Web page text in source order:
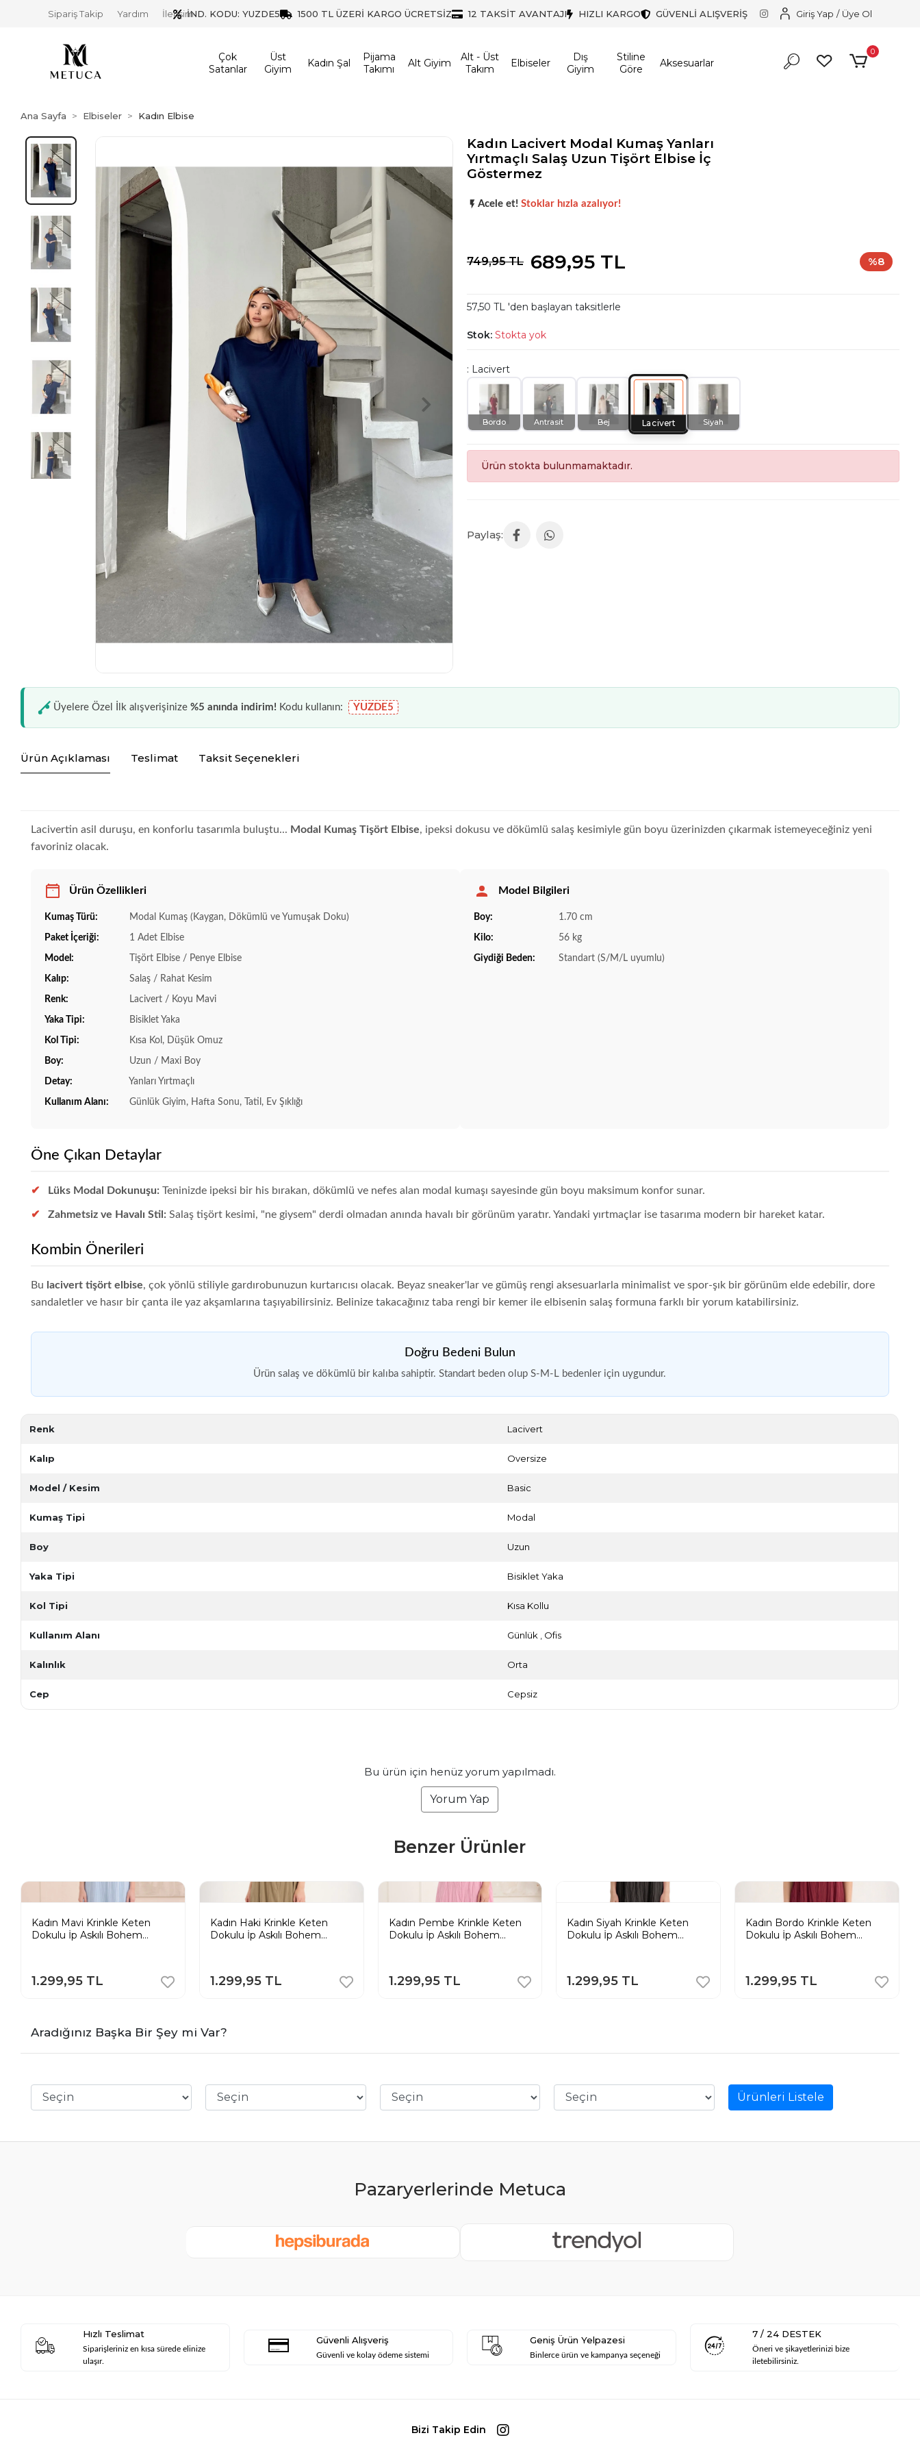
İND. KODU: YUZDE5 1500 TL ÜZERİ KARGO ÜCRETSİZ 12 TAKSİT AVANTAJI HIZLI KARGO GÜVENLİ ALIŞVERİŞ
Sipariş Takip Yardım İletişim Giriş Yap / Üye Ol
Çok
Satanlar
Üst
Giyim
Kadın Şal
Pijama
Takımı
Alt Giyim
Alt - Üst
Takım
Elbiseler
Dış
Giyim
Stiline
Göre
Aksesuarlar
0
Ana Sayfa Elbiseler Kadın Elbise
Kadın Lacivert Modal Kumaş Yanları
Yırtmaçlı Salaş Uzun Tişört Elbise İç
Göstermez
Popüler seçim!
Acele et! Stoklar hızla azalıyor!
749,95 TL 689,95 TL %8
57,50 TL 'den başlayan taksitlerle
Stok: Stokta yok
: Lacivert
Bordo Antrasit Bej Lacivert Siyah
Ürün stokta bulunmamaktadır.
Üyelere Özel İlk alışverişinize%5 anında indirim! Kodu kullanın: YUZDE5
Ürün Açıklaması Teslimat Taksit Seçenekleri
Lacivertin asil duruşu, en konforlu tasarımla buluştu... Modal Kumaş Tişört Elbise, ipeksi dokusu ve dökümlü salaş kesimiyle gün boyu üzerinizden çıkarmak istemeyeceğiniz yeni
favoriniz olacak.
Ürün Özellikleri
Kumaş Türü: Modal Kumaş (Kaygan, Dökümlü ve Yumuşak Doku)
Paket İçeriği: 1 Adet Elbise
Model: Tişört Elbise / Penye Elbise
Kalıp: Salaş / Rahat Kesim
Renk: Lacivert / Koyu Mavi
Yaka Tipi: Bisiklet Yaka
Kol Tipi: Kısa Kol, Düşük Omuz
Boy: Uzun / Maxi Boy
Detay: Yanları Yırtmaçlı
Kullanım Alanı: Günlük Giyim, Hafta Sonu, Tatil, Ev Şıklığı
Model Bilgileri
Boy: 1.70 cm
Kilo: 56 kg
Giydiği Beden: Standart (S/M/L uyumlu)
Öne Çıkan Detaylar
Lüks Modal Dokunuşu: Teninizde ipeksi bir his bırakan, dökümlü ve nefes alan modal kumaşı sayesinde gün boyu maksimum konfor sunar.
Zahmetsiz ve Havalı Stil: Salaş tişört kesimi, "ne giysem" derdi olmadan anında havalı bir görünüm yaratır. Yandaki yırtmaçlar ise tasarıma modern bir hareket katar.
Kombin Önerileri
Bu lacivert tişört elbise, çok yönlü stiliyle gardırobunuzun kurtarıcısı olacak. Beyaz sneaker'lar ve gümüş rengi aksesuarlarla minimalist ve spor-şık bir görünüm elde edebilir, dore
sandaletler ve hasır bir çanta ile yaz akşamlarına taşıyabilirsiniz. Belinize takacağınız taba rengi bir kemer ile elbisenin salaş formuna farklı bir yorum katabilirsiniz.
Doğru Bedeni Bulun
Ürün salaş ve dökümlü bir kalıba sahiptir. Standart beden olup S-M-L bedenler için uygundur.
Renk Lacivert
Kalıp Oversize
Model / Kesim Basic
Kumaş Tipi Modal
Boy Uzun
Yaka Tipi Bisiklet Yaka
Kol Tipi Kısa Kollu
Kullanım Alanı Günlük Ofis
Kalınlık Orta
Cep Cepsiz
Bu ürün için henüz yorum yapılmadı.
Yorum Yap
Benzer Ürünler
Kadın Mavi Krinkle Keten
Dokulu İp Askılı Bohem
1.299,95 TL
Kadın Haki Krinkle Keten
Dokulu İp Askılı Bohem
1.299,95 TL
Kadın Pembe Krinkle Keten
Dokulu İp Askılı Bohem
1.299,95 TL
Kadın Siyah Krinkle Keten
Dokulu İp Askılı Bohem
1.299,95 TL
Kadın Bordo Krinkle Keten
Dokulu İp Askılı Bohem
1.299,95 TL
Aradığınız Başka Bir Şey mi Var?
Ürünleri Listele
Hızlı Teslimat
Siparişleriniz en kısa sürede elinize
ulaşır.
Güvenli Alışveriş
Güvenli ve kolay ödeme sistemi
Geniş Ürün Yelpazesi
Binlerce ürün ve kampanya seçeneği
7 / 24 DESTEK
Öneri ve şikayetlerinizi bize
iletebilirsiniz.
Bizi Takip Edin